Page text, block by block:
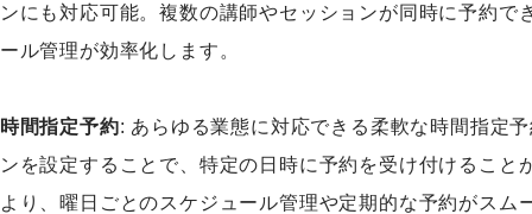
ンにも対応可能。複数の講師やセッションが同時に予約で
ール管理が効率化します。
時間指定予約: あらゆる業態に対応できる柔軟な時間指定
ンを設定することで、特定の日時に予約を受け付けること
より、曜日ごとのスケジュール管理や定期的な予約がスム